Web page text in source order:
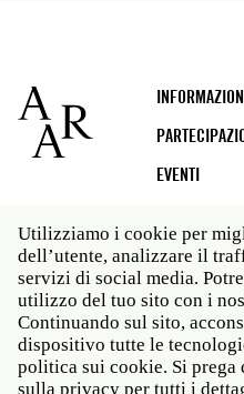
Footer
EVENTI
Social
media
Roma: Via Angelo Masina
06 58461 · f 39 06
New York: 535 West 22nd
NY 10011 · t 212 751
Utilizziamo i cookie per
dell’utente, analizzare il
servizi di social media.
utilizzo del tuo sito con i
Continuando sul sito,
dispositivo tutte le
politica sui cookie. Si
sulla privacy per tutti i